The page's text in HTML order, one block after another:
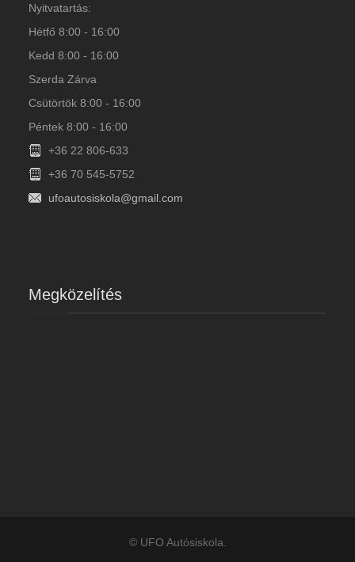
Nyitvatartás:
Hétfő 8:00 - 16:00
Kedd 8:00 - 16:00
Szerda Zárva
Csütörtök 8:00 - 16:00
Péntek 8:00 - 16:00
+36 22 806-633
+36 70 545-5752
ufoautosiskola@gmail.com
Megközelítés
© UFO Autósiskola.